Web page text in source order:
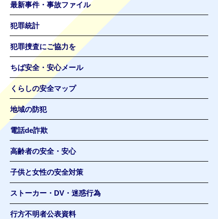
最新事件・事故ファイル
犯罪統計
犯罪捜査にご協力を
ちば安全・安心メール
くらしの安全マップ
地域の防犯
電話de詐欺
高齢者の安全・安心
子供と女性の安全対策
ストーカー・DV・迷惑行為
行方不明者公表資料